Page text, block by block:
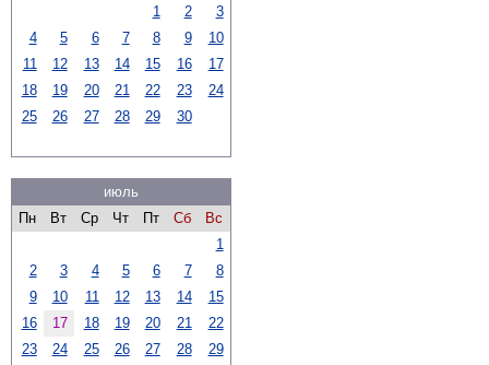
1
2
3
4
5 6 7 8 9
10
11
12 13 14 15 16
17
18
19 20 21 22 23
24
25
26 27 28 29 30
июль
Пн
Вт Ср Чт Пт Сб
Вс
1
2
3 4 5 6 7
8
9
10 11 12 13 14
15
16
17 18 19 20 21
22
23
24 25 26 27 28
29